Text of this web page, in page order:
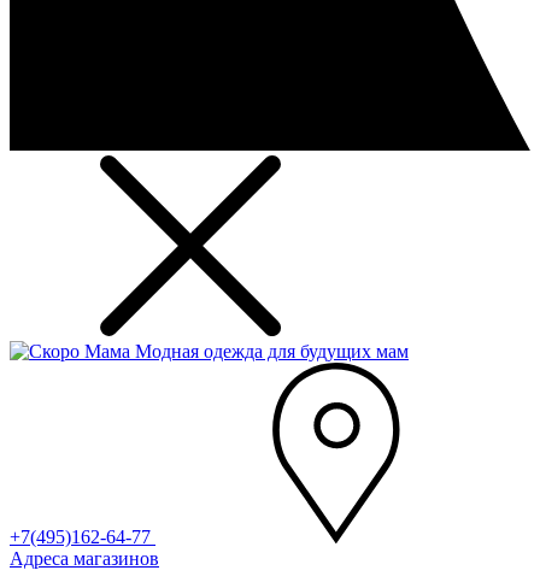
Модная одежда для будущих мам
+7(495)162-64-77
Адреса магазинов